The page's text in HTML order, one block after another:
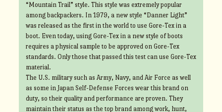
“Mountain Trail” style. This style was extremely popular
among backpackers. In 1979, a new style “Danner Light”
was released as the first in the world to use Gore-Tex in a
boot. Even today, using Gore-Tex in a new style of boots
requires a physical sample to be approved on Gore-Tex
standards. Only those that passed this test can use Gore-Tex
material.
The U.S. military such as Army, Navy, and Air Force as well
as some in Japan Self-Defense Forces wear this brand on
duty, so their quality and performance are proven. They
maintain their status as the top brand among work, hunt,